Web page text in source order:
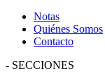
Notas
Quiénes Somos
Contacto
- SECCIONES